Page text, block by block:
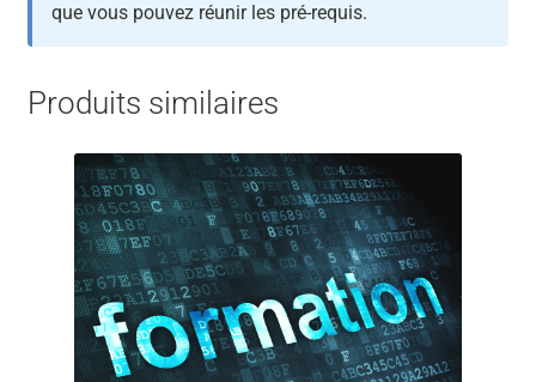
que vous pouvez réunir les pré-requis.
Produits similaires